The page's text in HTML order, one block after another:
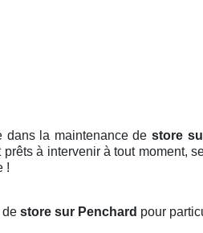
dans la maintenance de store
prêts à intervenir à tout moment,
!
de store sur Penchard pour